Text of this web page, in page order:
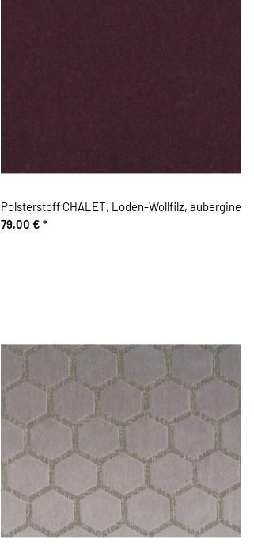
Polsterstoff CHALET, Loden-Wollfilz, aubergine
79,00 € *